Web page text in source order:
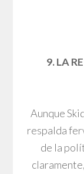
9. LA
Aunque
respalda
de la